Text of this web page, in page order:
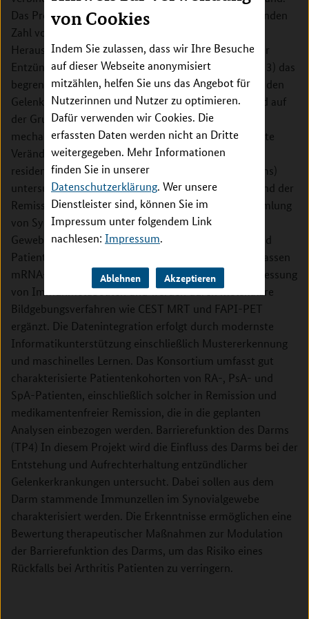
von Cookies
Indem Sie zulassen, dass wir Ihre Besuche
auf dieser Webseite anonymisiert
mitzählen, helfen Sie uns das Angebot für
Nutzerinnen und Nutzer zu optimieren.
Dafür verwenden wir Cookies. Die
erfassten Daten werden nicht an Dritte
weitergegeben. Mehr Informationen
finden Sie in unserer
Datenschutzerklärung. Wer unsere
Dienstleister sind, können Sie im
Impressum unter folgendem Link
nachlesen: Impressum.
Ablehnen Akzeptieren
Das Projekt adressiert den Umstand 1) der zunehmenden
Zahl von Arthritis Patienten in Remission, 2) die
Herausforderungen, eine effektive Unterdrückung der
Entzündung von einer Heilung zu unterscheiden und 3) das
begrenzte Wissen über die Gewebeveränderungen in den
Gelenken von Patienten mit Arthritis. MASCARA wird auf
der Grundlage vorläufiger Daten vier wichtige
mechanistische Bereiche (immunstoffwechselbedingte
Veränderungen, mesenchymale Gewebereaktionen,
residente Immunzellen und Schutzfunktion des Darms)
untersuchen, die gemeinsam den molekularen Zustand der
Remission bestimmen. Das Projekt zielt auf die Sammlung
von Synovialbiopsien und die anschließende
Gewebeanalyse bei Patienten mit aktiver Arthritis und
Patienten in Remission ab. Die Gewebeanalysen umfassen
mRNA-Sequenzierung, Massenzytometrie und die Messung
von Immunmetaboliten und werden durch molekulare
Bildgebungsverfahren wie CEST MRT und FAPI-PET
ergänzt. Die Datenintegration erfolgt durch modernste
Informatikunterstützung einschließlich Mustererkennung
und maschinelles Lernen. Das Konsortium umfasst gut
charakterisierte Patientenkohorten von RA-, PsA- und
SpA-Patienten, einschließlich solcher in Remission und
medikamentenfreier Remission, die in die geplanten
Analysen einbezogen werden. Barrierefunktion des Darms
(TP4) In diesem Projekt wird die Einfluss des Darms bei der
Entstehung und Aufrechterhaltung entzündlicher
Gelenkerkrankungen untersucht. Dabei sollen aus dem
Darm stammende Immunzellen im Synovialgewebe
charakterisiert werden. Die Erkenntnisse ermöglichen eine
Bewertung therapeutischer Maßnahmen zur Modulation
der Barrierefunktion des Darms, um das Risiko eines
Rückfalls bei Arthritis Patienten zu verringern.